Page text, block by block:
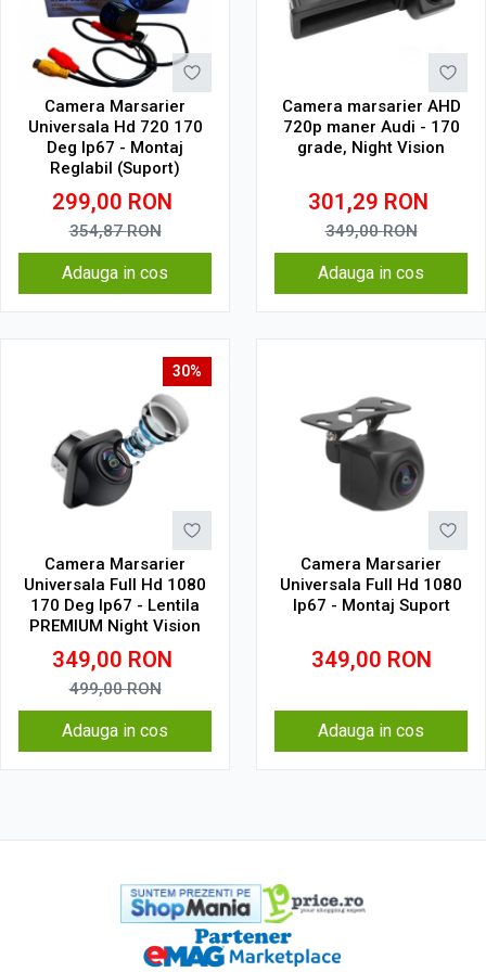
Camera Marsarier
Universala Hd 720 170
Deg Ip67 - Montaj
Reglabil (Suport)
299,00 RON
354,87RON
Adauga in cos
Camera marsarier AHD
720p maner Audi - 170
grade, Night Vision
301,29 RON
349,00RON
Adauga in cos
30%
Camera Marsarier
Universala Full Hd 1080
170 Deg Ip67 - Lentila
PREMIUM Night Vision
349,00 RON
499,00RON
Adauga in cos
Camera Marsarier
Universala Full Hd 1080
Ip67 - Montaj Suport
349,00 RON
Adauga in cos